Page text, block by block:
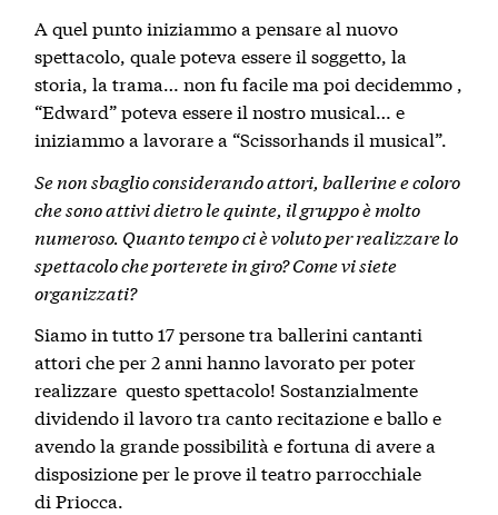
A quel punto iniziammo a pensare al nuovo
spettacolo, quale poteva essere il soggetto, la
storia, la trama… non fu facile ma poi decidemmo ,
“Edward” poteva essere il nostro musical… e
iniziammo a lavorare a “Scissorhands il musical”.
Se non sbaglio considerando attori, ballerine e coloro
che sono attivi dietro le quinte, il gruppo è molto
numeroso. Quanto tempo ci è voluto per realizzare lo
spettacolo che porterete in giro? Come vi siete
organizzati?
Siamo in tutto 17 persone tra ballerini cantanti
attori che per 2 anni hanno lavorato per poter
realizzare questo spettacolo! Sostanzialmente
dividendo il lavoro tra canto recitazione e ballo e
avendo la grande possibilità e fortuna di avere a
disposizione per le prove il teatro parrocchiale
di Priocca.